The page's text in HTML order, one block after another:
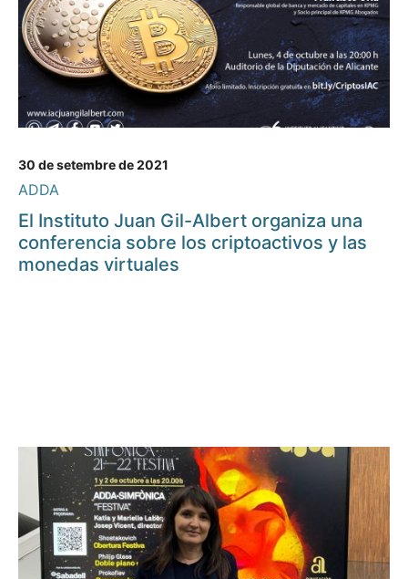
30 de setembre de 2021
ADDA
El Instituto Juan Gil-Albert organiza una
conferencia sobre los criptoactivos y las
monedas virtuales